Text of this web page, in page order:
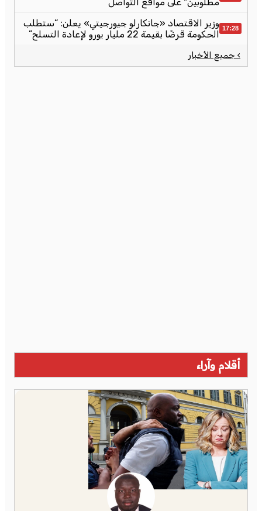
17:28 وزير الاقتصاد «جانكارلو جيورجيتي» يعلن: “ستطلب
الحكومة قرضًا بقيمة 22 مليار يورو لإعادة التسلح”
› جميع الأخبار
أقلام وآراء